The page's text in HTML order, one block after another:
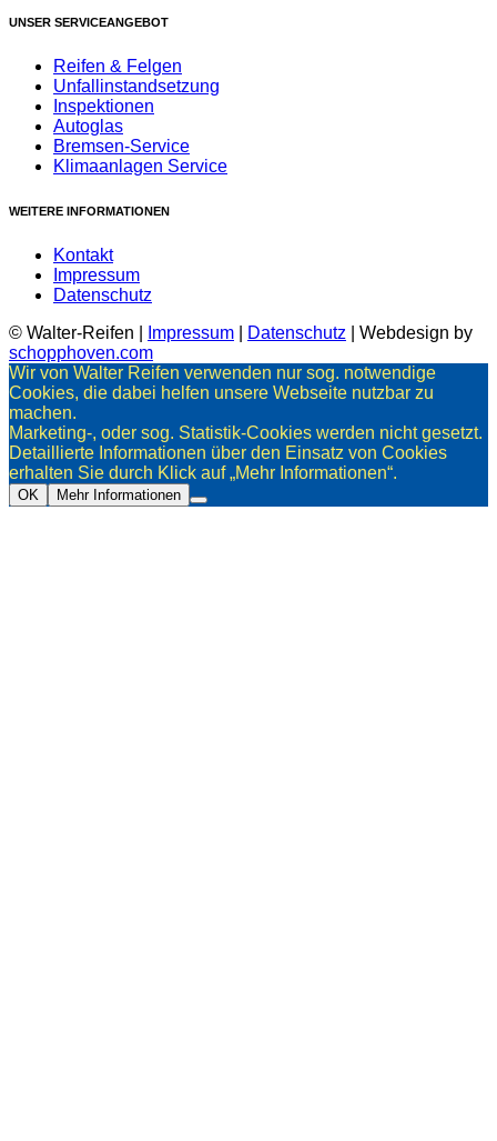
UNSER SERVICEANGEBOT
Reifen & Felgen
Unfallinstandsetzung
Inspektionen
Autoglas
Bremsen-Service
Klimaanlagen Service
WEITERE INFORMATIONEN
Kontakt
Impressum
Datenschutz
© Walter-Reifen |
Impressum Datenschutz | Webdesign by
schopphoven.com
Wir von Walter Reifen verwenden nur sog. notwendige
Cookies, die dabei helfen unsere Webseite nutzbar zu
machen.
Marketing-, oder sog. Statistik-Cookies werden nicht gesetzt.
Detaillierte Informationen über den Einsatz von Cookies
erhalten Sie durch Klick auf „Mehr Informationen“.
OK Mehr Informationen